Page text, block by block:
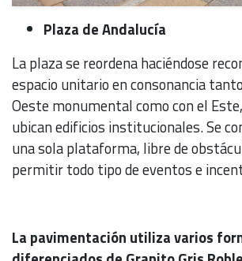
Plaza de Andalucía
La plaza se reordena haciéndose
espacio unitario en consonancia
Oeste monumental como con el
ubican edificios institucionales. Se
una sola plataforma, libre de
permitir todo tipo de eventos e
La pavimentación utiliza varios